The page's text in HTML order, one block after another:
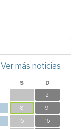
S
D
1
2
8
9
15
16
Ver más noticias